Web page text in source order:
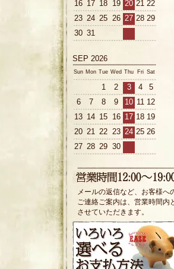
16 17 18 19 20 21 22
23 24 25 26 27 28 29
30 31
SEP 2026
Sun Mon Tue Wed Thu Fri Sat
1 2 3 4
5
6
7 8 9 10 11 12
13 14 15 16 17 18 19
20 21 22 23 24 25 26
27 28 29 30
メールの返信など、お客様へ
ご連絡ご案内は、営業時間内
させていただきます。